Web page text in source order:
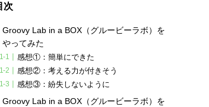
次
Groovy Lab in a BOX（グルービーラボ）を
やってみた
感想①：簡単にできた
感想②：考える力が付きそう
感想③：紛失しないように
Groovy Lab in a BOX（グルービーラボ）を